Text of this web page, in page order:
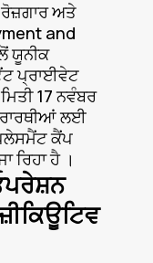
ਰੋਜ਼ਗਾਰ ਅਤੇ
and
ਯੂਨੀਕ
ਪ੍ਰਾਈਵੇਟ
17 ਨਵੰਬਰ
ਲਈ
ਕੈਂਪ
ਰਿਹਾ ਹੈ ।